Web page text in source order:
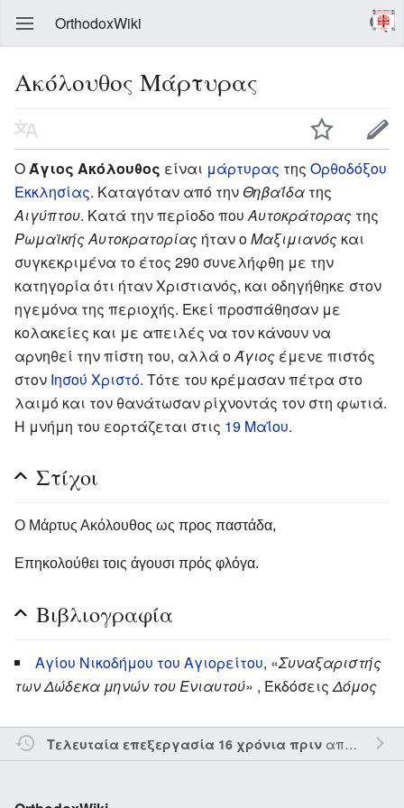
OrthodoxWiki
Ακόλουθος Μάρτυρας
Ο Άγιος Ακόλουθος είναι μάρτυρας της Ορθοδόξου
Εκκλησίας. Καταγόταν από την Θηβαΐδα της
Αιγύπτου. Κατά την περίοδο που Αυτοκράτορας της
Ρωμαϊκής Αυτοκρατορίας ήταν οΜαξιμιανός και
συγκεκριμένα το έτος 290 συνελήφθη με την
κατηγορία ότι ήταν Χριστιανός, και οδηγήθηκε στον
ηγεμόνα της περιοχής. Εκεί προσπάθησαν με
κολακείες και με απειλές να τον κάνουν να
αρνηθεί την πίστη του, αλλά οΆγιος έμενε πιστός
στον Ιησού Χριστό. Τότε του κρέμασαν πέτρα στο
λαιμό και τον θανάτωσαν ρίχνοντάς τον στη φωτιά.
Η μνήμη του εορτάζεται στις 19 Μαΐου.
Στίχοι
Ο Μάρτυς Ακόλουθος ως προς παστάδα,
Επηκολούθει τοις άγουσι πρός φλόγα.
Βιβλιογραφία
Αγίου Νικοδήμου του Αγιορείτου, «Συναξαριστής
των Δώδεκα μηνών του Ενιαυτού» , Έκδόσεις Δόμος
Τελευταία επεξεργασία 16 χρόνια πριναπό τον την